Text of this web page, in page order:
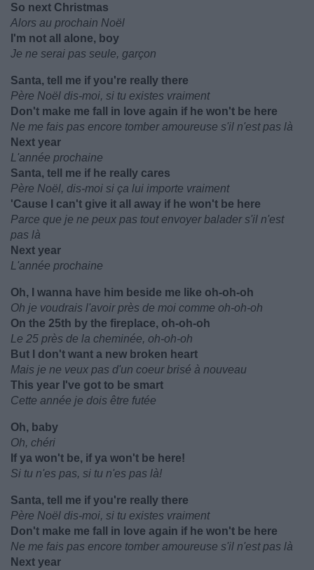
So next Christmas
Alors au prochain Noël
I'm not all alone, boy
Je ne serai pas seule, garçon
Santa, tell me if you're really there
Père Noël dis-moi, si tu existes vraiment
Don't make me fall in love again if he won't be here
Ne me fais pas encore tomber amoureuse s'il n'est pas là
Next year
L'année prochaine
Santa, tell me if he really cares
Père Noël, dis-moi si ça lui importe vraiment
'Cause I can't give it all away if he won't be here
Parce que je ne peux pas tout envoyer balader s'il n'est
pas là
Next year
L'année prochaine
Oh, I wanna have him beside me like oh-oh-oh
Oh je voudrais l'avoir près de moi comme oh-oh-oh
On the 25th by the fireplace, oh-oh-oh
Le 25 près de la cheminée, oh-oh-oh
But I don't want a new broken heart
Mais je ne veux pas d'un coeur brisé à nouveau
This year I've got to be smart
Cette année je dois être futée
Oh, baby
Oh, chéri
If ya won't be, if ya won't be here!
Si tu n'es pas, si tu n'es pas là!
Santa, tell me if you're really there
Père Noël dis-moi, si tu existes vraiment
Don't make me fall in love again if he won't be here
Ne me fais pas encore tomber amoureuse s'il n'est pas là
Next year